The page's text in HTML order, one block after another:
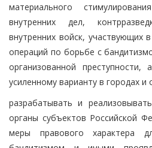
материального
внутренних дел,
внутренних войск, участвующих
операций по борьбе с
организованной
усиленному варианту в городах и
разрабатывать и
органы субъектов Российской
меры правового характера